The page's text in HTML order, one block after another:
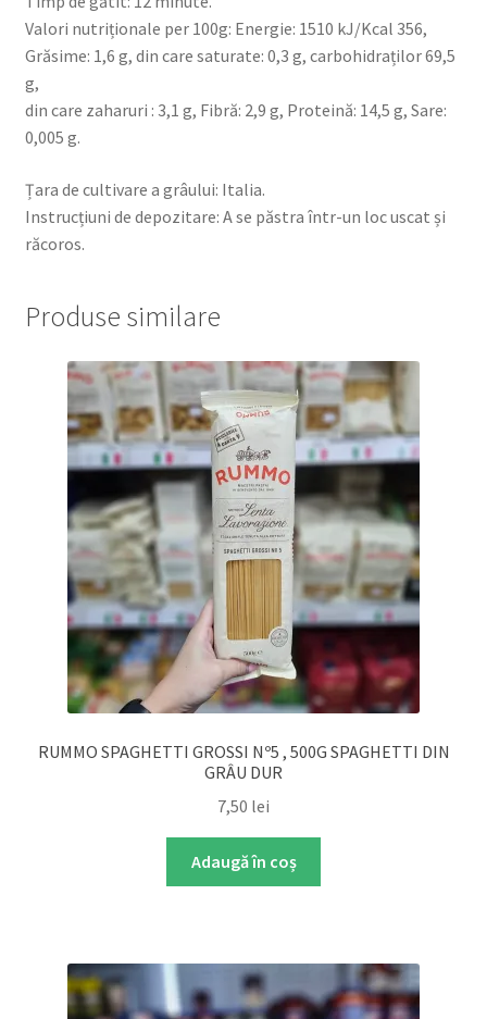
Valori nutriționale per 100g: Energie: 1510 kJ/Kcal 356,
Grăsime: 1,6 g, din care saturate: 0,3 g, carbohidraților 69,5
g,
din care zaharuri : 3,1 g, Fibră: 2,9 g, Proteină: 14,5 g, Sare:
0,005 g.
Țara de cultivare a grâului: Italia.
Instrucțiuni de depozitare: A se păstra într-un loc uscat și
răcoros.
Produse similare
RUMMO SPAGHETTI GROSSI Nº5 , 500G SPAGHETTI DIN
GRÂU DUR
7,50 lei
Adaugă în coș